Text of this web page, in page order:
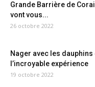
Grande Barrière de
vont vous...
26 octobre 2022
Nager avec les dauphins
l’incroyable expérience
19 octobre 2022